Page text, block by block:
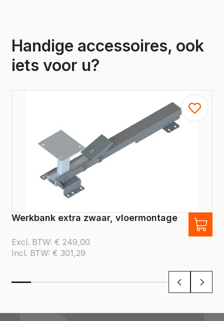
Handige accessoires, ook
iets voor u?
Werkbank extra zwaar, vloermontage
Excl. BTW: € 249,00
Incl. BTW: € 301,29